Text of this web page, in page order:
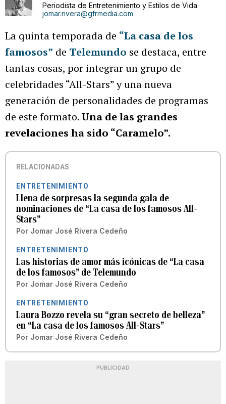
Periodista de Entretenimiento y Estilos de Vida
jomar.rivera@gfrmedia.com
La quinta temporada de “La casa de los
famosos” de Telemundo se destaca, entre
tantas cosas, por integrar un grupo de
celebridades “All-Stars” y una nueva
generación de personalidades de programas
de este formato.Una de las grandes
revelaciones ha sido “Caramelo”.
RELACIONADAS
ENTRETENIMIENTO
Llena de sorpresas la segunda gala de
nominaciones de “La casa de los famosos All-
Stars”
Por Jomar José Rivera Cedeño
ENTRETENIMIENTO
Las historias de amor más icónicas de “La casa
de los famosos” de Telemundo
Por Jomar José Rivera Cedeño
ENTRETENIMIENTO
Laura Bozzo revela su “gran secreto de belleza”
en “La casa de los famosos All-Stars”
Por Jomar José Rivera Cedeño
PUBLICIDAD